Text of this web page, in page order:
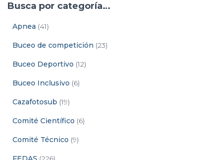
Busca por categoría…
Apnea (41)
Buceo de competición (23)
Buceo Deportivo (12)
Buceo Inclusivo (6)
Cazafotosub (19)
Comité Científico (6)
Comité Técnico (9)